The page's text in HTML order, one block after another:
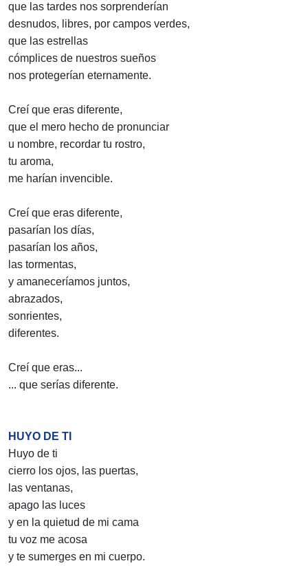
que las tardes nos sorprenderían
desnudos, libres, por campos verdes,
que las estrellas
cómplices de nuestros sueños
nos protegerían eternamente.
Creí que eras diferente,
que el mero hecho de pronunciar
u nombre, recordar tu rostro,
tu aroma,
me harían invencible.
Creí que eras diferente,
pasarían los días,
pasarían los años,
las tormentas,
y amaneceríamos juntos,
abrazados,
sonrientes,
diferentes.
Creí que eras...
... que serías diferente.
HUYO DE TI
Huyo de ti
cierro los ojos, las puertas,
las ventanas,
apago las luces
y en la quietud de mi cama
tu voz me acosa
y te sumerges en mi cuerpo.